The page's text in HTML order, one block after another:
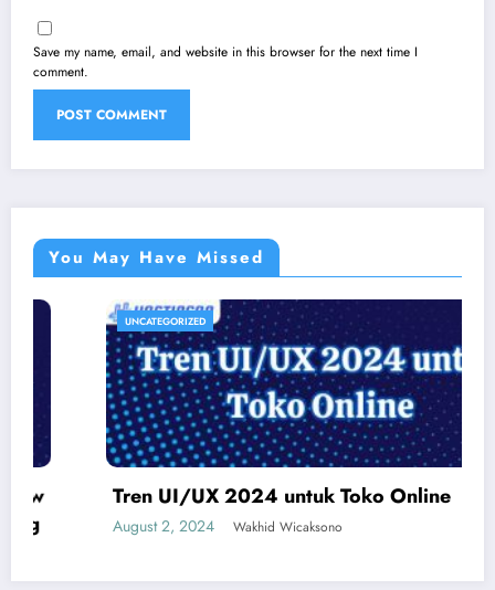
Save my name, email, and website in this browser for the next time I
comment.
You May Have Missed
UNCATEGORIZED
Tren UI/UX 2024 untuk Toko Online
August 2, 2024 Wakhid Wicaksono